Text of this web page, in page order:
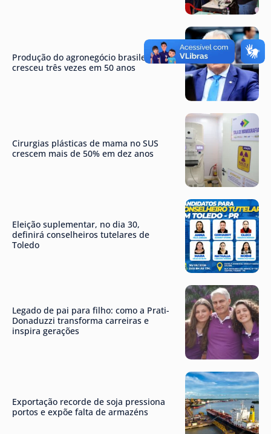
Produção do agronegócio brasileiro
cresceu três vezes em 50 anos
Cirurgias plásticas de mama no SUS
crescem mais de 50% em dez anos
Eleição suplementar, no dia 30,
definirá conselheiros tutelares de
Toledo
Legado de pai para filho: como a Prati-
Donaduzzi transforma carreiras e
inspira gerações
Exportação recorde de soja pressiona
portos e expõe falta de armazéns